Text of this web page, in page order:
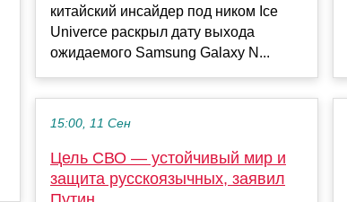
китайский инсайдер под ником Ice
Univerce раскрыл дату выхода
ожидаемого Samsung Galaxy N...
15:00, 11 Сен
Цель СВО — устойчивый мир и
защита русскоязычных, заявил